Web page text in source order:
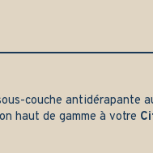
couche antidérapante
haut de gamme à votre